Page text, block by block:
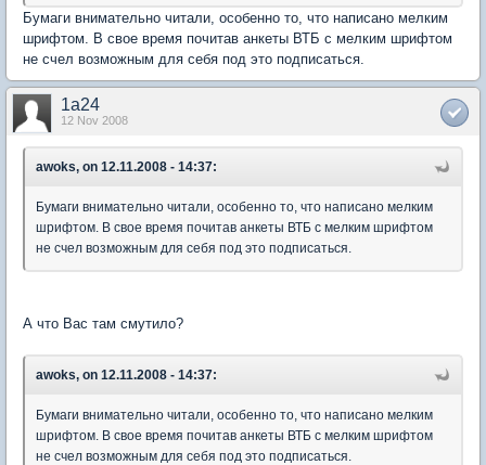
Бумаги внимательно читали, особенно то, что написано мелким
шрифтом. В свое время почитав анкеты ВТБ с мелким шрифтом
не счел возможным для себя под это подписаться.
1a24
12 Nov 2008
awoks, on 12.11.2008 - 14:37:
Бумаги внимательно читали, особенно то, что написано мелким
шрифтом. В свое время почитав анкеты ВТБ с мелким шрифтом
не счел возможным для себя под это подписаться.
А что Вас там смутило?
awoks, on 12.11.2008 - 14:37:
Бумаги внимательно читали, особенно то, что написано мелким
шрифтом. В свое время почитав анкеты ВТБ с мелким шрифтом
не счел возможным для себя под это подписаться.